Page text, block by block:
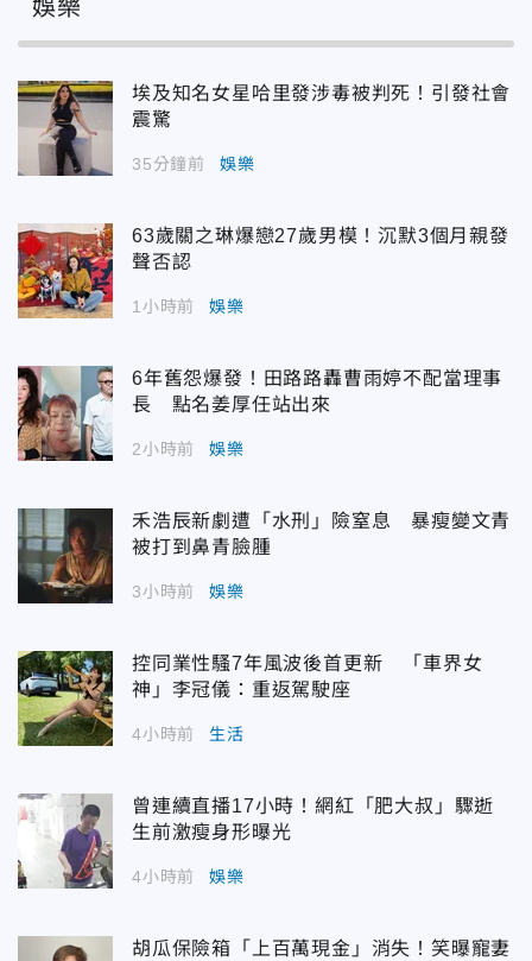
娛樂
埃及知名女星哈里發涉毒被判死！引發社會
震驚
35分鐘前 娛樂
63歲關之琳爆戀27歲男模！沉默3個月親發
聲否認
1小時前 娛樂
6年舊怨爆發！田路路轟曹雨婷不配當理事
長 點名姜厚任站出來
2小時前 娛樂
禾浩辰新劇遭「水刑」險窒息 暴瘦變文青
被打到鼻青臉腫
3小時前 娛樂
控同業性騷7年風波後首更新 「車界女
神」李冠儀：重返駕駛座
4小時前 生活
曾連續直播17小時！網紅「肥大叔」驟逝
生前激瘦身形曝光
4小時前 娛樂
胡瓜保險箱「上百萬現金」消失！笑曝寵妻